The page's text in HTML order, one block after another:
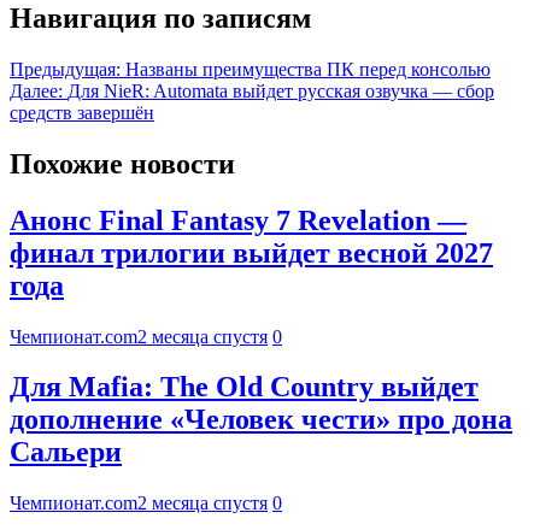
Навигация по записям
Предыдущая: Названы преимущества ПК перед консолью
Далее: Для NieR: Automata выйдет русская озвучка — сбор
средств завершён
Похожие новости
Анонс Final Fantasy 7 Revelation —
финал трилогии выйдет весной 2027
года
Чемпионат.com2 месяца спустя 0
Для Mafia: The Old Country выйдет
дополнение «Человек чести» про дона
Сальери
Чемпионат.com2 месяца спустя 0